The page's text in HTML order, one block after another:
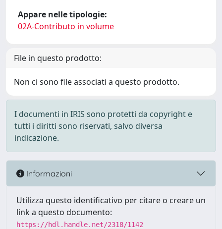
Appare nelle tipologie:
02A-Contributo in volume
File in questo prodotto:
Non ci sono file associati a questo prodotto.
I documenti in IRIS sono protetti da copyright e
tutti i diritti sono riservati, salvo diversa
indicazione.
Informazioni
Utilizza questo identificativo per citare o creare un
link a questo documento:
https://hdl.handle.net/2318/1142